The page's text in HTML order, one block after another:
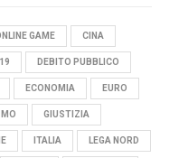
GAME CINA
DEBITO PUBBLICO
ECONOMIA EURO
GIUSTIZIA
ITALIA LEGA NORD